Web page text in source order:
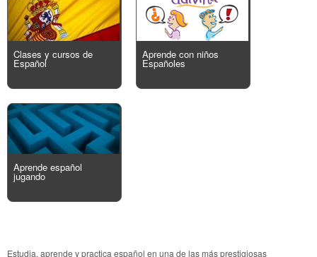
Clases y cursos de
Español
Aprende con niños
Españoles
Aprende español
jugando
Estudia, aprende y practica español en una de las más prestigiosas